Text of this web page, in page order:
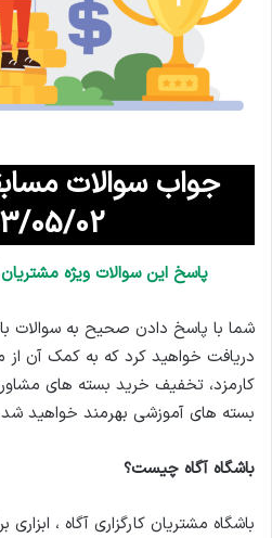
جواب سوالات
05/02
پاسخ این سوالات ویژه
شما با پاسخ دادن صحیح به سوالات
دریافت خواهید کرد که به کمک آن
کارمزد، تخفیف خرید بسته های
بسته های آموزشی بهرمند خواهید
باشگاه آگاه چیست؟
باشگاه مشتریان کارگزاری آگاه ،